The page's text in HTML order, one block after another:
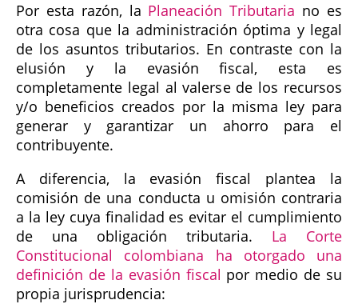
Por esta razón, la Planeación Tributaria no es
otra cosa que la administración óptima y legal
de los asuntos tributarios. En contraste con la
elusión y la evasión fiscal, esta es
completamente legal al valerse de los recursos
y/o beneficios creados por la misma ley para
generar y garantizar un ahorro para el
contribuyente.
A diferencia, la evasión fiscal plantea la
comisión de una conducta u omisión contraria
a la ley cuya finalidad es evitar el cumplimiento
de una obligación tributaria. La Corte
Constitucional colombiana ha otorgado una
definición de la evasión fiscal por medio de su
propia jurisprudencia: